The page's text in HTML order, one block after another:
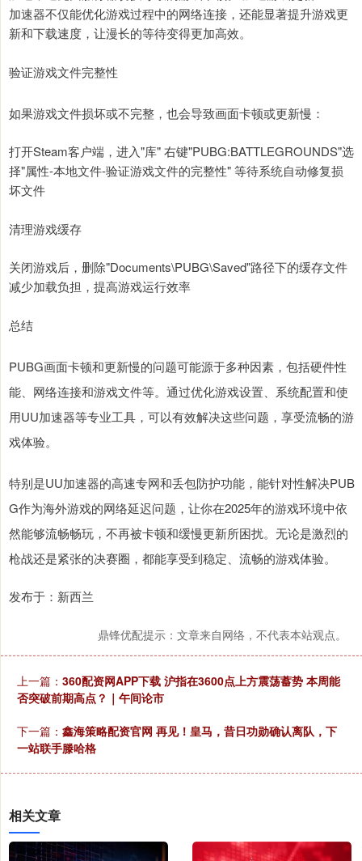
加速器不仅能优化游戏过程中的网络连接，还能显著提升游戏更
新和下载速度，让漫长的等待变得更加高效。
验证游戏文件完整性
如果游戏文件损坏或不完整，也会导致画面卡顿或更新慢：
打开Steam客户端，进入"库" 右键"PUBG:BATTLEGROUNDS"选
择"属性-本地文件-验证游戏文件的完整性" 等待系统自动修复损
坏文件
清理游戏缓存
关闭游戏后，删除"Documents\PUBG\Saved"路径下的缓存文件
减少加载负担，提高游戏运行效率
总结
PUBG画面卡顿和更新慢的问题可能源于多种因素，包括硬件性
能、网络连接和游戏文件等。通过优化游戏设置、系统配置和使
用UU加速器等专业工具，可以有效解决这些问题，享受流畅的游
戏体验。
特别是UU加速器的高速专网和丢包防护功能，能针对性解决PUB
G作为海外游戏的网络延迟问题，让你在2025年的游戏环境中依
然能够流畅畅玩，不再被卡顿和缓慢更新所困扰。无论是激烈的
枪战还是紧张的决赛圈，都能享受到稳定、流畅的游戏体验。
发布于：新西兰
鼎锋优配提示：文章来自网络，不代表本站观点。
上一篇： 360配资网APP下载 沪指在3600点上方震荡蓄势 本周能
否突破前期高点？｜午间论市
下一篇： 鑫海策略配资官网 再见！皇马，昔日功勋确认离队，下
一站联手滕哈格
相关文章